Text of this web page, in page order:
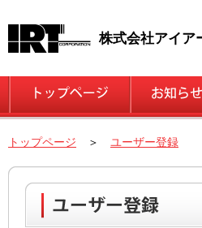
株式会社アイア
トップページ ＞ ユーザー登録